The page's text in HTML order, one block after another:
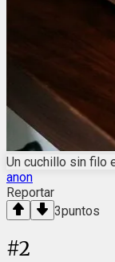
Un cuchillo sin filo
anon
Reportar
3puntos
#2